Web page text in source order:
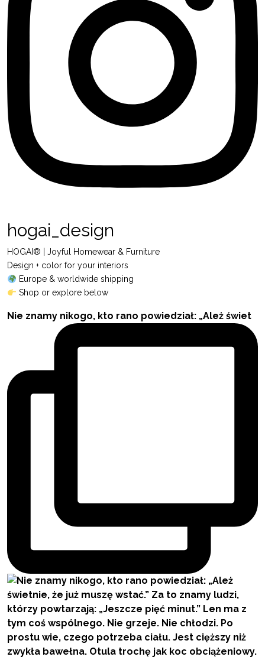
hogai_design
HOGAI® | Joyful Homewear & Furniture
Design + color for your interiors
Europe & worldwide shipping
Shop or explore below
Nie znamy nikogo, kto rano powiedział: „Ależ świet